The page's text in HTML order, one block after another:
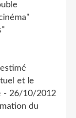
et le
- 26/10/2012
du